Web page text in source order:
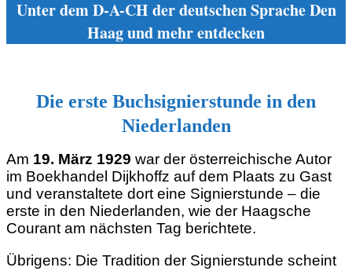
Unter dem D-A-CH der deutschen Sprache Den
Haag und mehr entdecken
Die erste Buchsignierstunde in den
Niederlanden
Am 19. März 1929 war der österreichische Autor
im Boekhandel Dijkhoffz auf dem Plaats zu Gast
und veranstaltete dort eine Signierstunde – die
erste in den Niederlanden, wie der Haagsche
Courant am nächsten Tag berichtete.
Übrigens: Die Tradition der Signierstunde scheint